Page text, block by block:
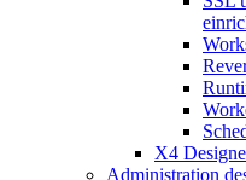
X4
Administration